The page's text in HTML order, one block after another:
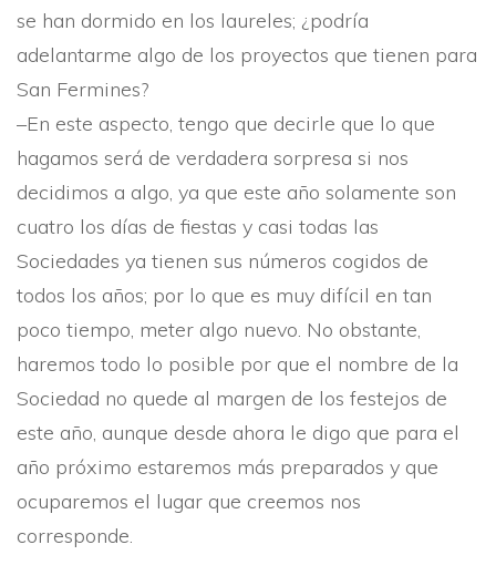
se han dormido en los laureles; ¿podrí­a
adelantarme algo de los proyectos que tienen para
San Fermines?
–En este aspecto, tengo que decirle que lo que
hagamos será de verdadera sorpresa si nos
decidimos a algo, ya que este año solamente son
cuatro los dí­as de fiestas y casi todas las
Sociedades ya tienen sus números cogidos de
todos los años; por lo que es muy difí­cil en tan
poco tiempo, meter algo nuevo. No obstante,
haremos todo lo posible por que el nombre de la
Sociedad no quede al margen de los festejos de
este año, aunque desde ahora le digo que para el
año próximo estaremos más preparados y que
ocuparemos el lugar que creemos nos
corresponde.